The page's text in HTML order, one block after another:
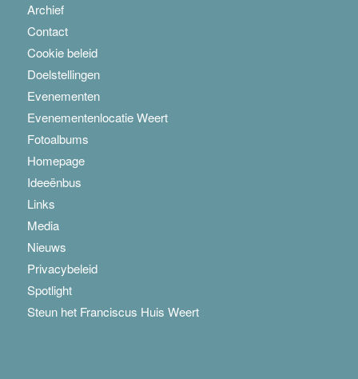
Archief
Contact
Cookie beleid
Doelstellingen
Evenementen
Evenementenlocatie Weert
Fotoalbums
Homepage
Ideeënbus
Links
Media
Nieuws
Privacybeleid
Spotlight
Steun het Franciscus Huis Weert